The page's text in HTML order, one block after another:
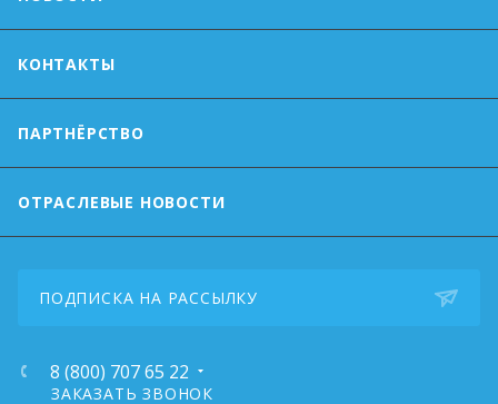
КОНТАКТЫ
ПАРТНЁРСТВО
ОТРАСЛЕВЫЕ НОВОСТИ
ПОДПИСКА НА РАССЫЛКУ
8 (800) 707 65 22
ЗАКАЗАТЬ ЗВОНОК